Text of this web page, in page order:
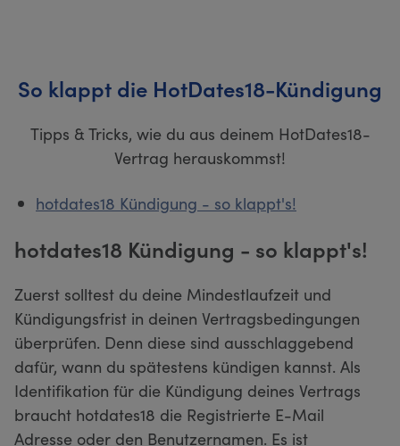
So klappt die HotDates18-Kündigung
Tipps & Tricks, wie du aus deinem HotDates18-
Vertrag herauskommst!
hotdates18 Kündigung - so klappt's!
hotdates18 Kündigung - so klappt's!
Zuerst solltest du deine Mindestlaufzeit und
Kündigungsfrist in deinen Vertragsbedingungen
überprüfen. Denn diese sind ausschlaggebend
dafür, wann du spätestens kündigen kannst. Als
Identifikation für die Kündigung deines Vertrags
braucht hotdates18 die Registrierte E-Mail
Adresse oder den Benutzernamen. Es ist